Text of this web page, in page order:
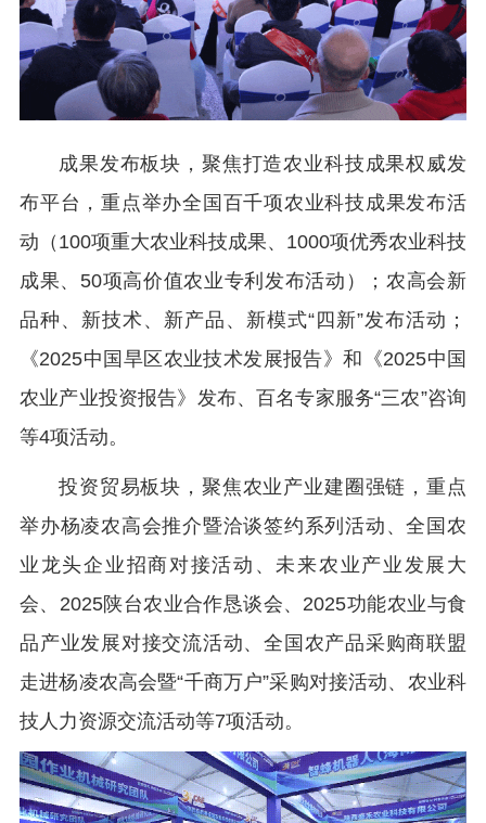
成果发布板块，聚焦打造农业科技成果权威发
布平台，重点举办全国百千项农业科技成果发布活
动（100项重大农业科技成果、1000项优秀农业科技
成果、50项高价值农业专利发布活动）；农高会新
品种、新技术、新产品、新模式“四新”发布活动；
《2025中国旱区农业技术发展报告》和《2025中国
农业产业投资报告》发布、百名专家服务“三农”咨询
等4项活动。
投资贸易板块，聚焦农业产业建圈强链，重点
举办杨凌农高会推介暨洽谈签约系列活动、全国农
业龙头企业招商对接活动、未来农业产业发展大
会、2025陕台农业合作恳谈会、2025功能农业与食
品产业发展对接交流活动、全国农产品采购商联盟
走进杨凌农高会暨“千商万户”采购对接活动、农业科
技人力资源交流活动等7项活动。